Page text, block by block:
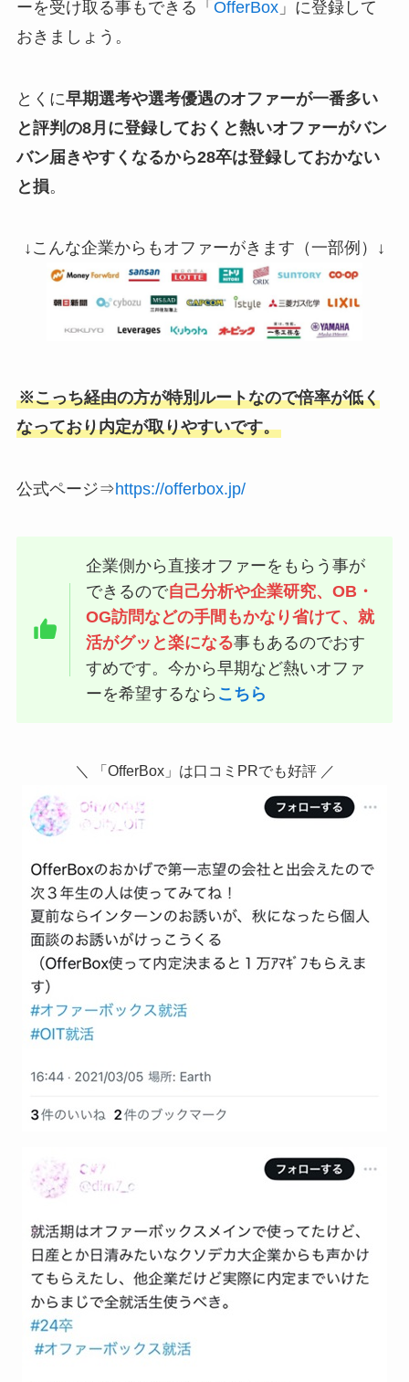
ーを受け取る事もできる「 OfferBox」に登録して
おきましょう。
とくに早期選考や選考優遇のオファーが一番多い
と評判の8月に登録しておくと熱いオファーがバン
バン届きやすくなるから28卒は登録しておかない
と損。
↓こんな企業からもオファーがきます（一部例）↓
※こっち経由の方が特別ルートなので倍率が低く
なっており内定が取りやすいです。
公式ページ⇒https://offerbox.jp/
企業側から直接オファーをもらう事が
できるので自己分析や企業研究、OB・
OG訪問などの手間もかなり省けて、就
活がグッと楽になる事もあるのでおす
すめです。今から早期など熱いオファ
ーを希望するなら こちら
＼ 「OfferBox」は口コミPRでも好評 ／